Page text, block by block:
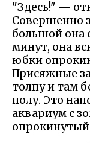
"Здесь!" —
Совершенно
большой она
минут, она
юбки
Присяжные
толпу и там
полу. Это
аквариум с